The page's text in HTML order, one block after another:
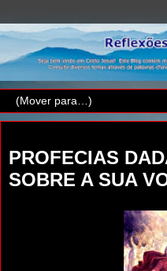
PROFECIAS
SOBRE A SUA